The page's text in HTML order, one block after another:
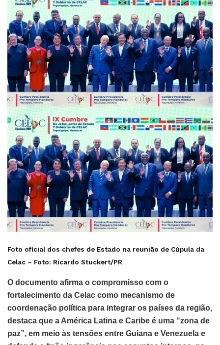
Foto oficial dos chefes de Estado na reunião de Cúpula da
Celac – Foto: Ricardo Stuckert/PR
O documento afirma o compromisso com o
fortalecimento da Celac como mecanismo de
coordenação política para integrar os países da região,
destaca que a América Latina e Caribe é uma “zona de
paz”, em meio às tensões entre Guiana e Venezuela e